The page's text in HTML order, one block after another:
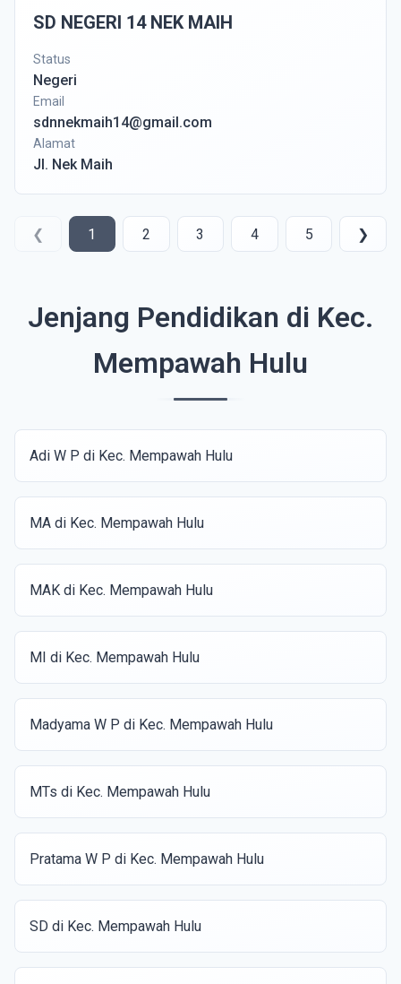
SD NEGERI 14 NEK MAIH
Status
Negeri
Email
sdnnekmaih14@gmail.com
Alamat
Jl. Nek Maih
❮ 1 2 3 4 5 ❯
Jenjang Pendidikan di Kec.
Mempawah Hulu
Adi W P di Kec. Mempawah Hulu
MA di Kec. Mempawah Hulu
MAK di Kec. Mempawah Hulu
MI di Kec. Mempawah Hulu
Madyama W P di Kec. Mempawah Hulu
MTs di Kec. Mempawah Hulu
Pratama W P di Kec. Mempawah Hulu
SD di Kec. Mempawah Hulu